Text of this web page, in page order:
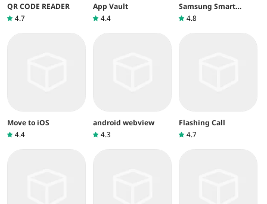
QR CODE READER
4.7
App Vault
4.4
Samsung Smart
Switch Mobile
4.8
Move to iOS
4.4
android webview
4.3
Flashing Call
4.7